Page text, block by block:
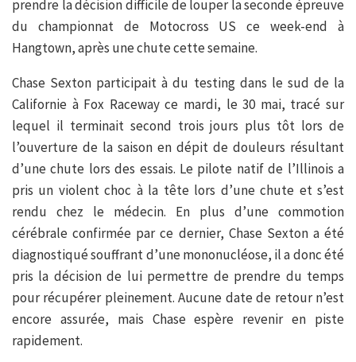
prendre la décision difficile de louper la seconde épreuve
du championnat de Motocross US ce week-end à
Hangtown, après une chute cette semaine.
Chase Sexton participait à du testing dans le sud de la
Californie à Fox Raceway ce mardi, le 30 mai, tracé sur
lequel il terminait second trois jours plus tôt lors de
l’ouverture de la saison en dépit de douleurs résultant
d’une chute lors des essais. Le pilote natif de l’Illinois a
pris un violent choc à la tête lors d’une chute et s’est
rendu chez le médecin. En plus d’une commotion
cérébrale confirmée par ce dernier, Chase Sexton a été
diagnostiqué souffrant d’une mononucléose, il a donc été
pris la décision de lui permettre de prendre du temps
pour récupérer pleinement. Aucune date de retour n’est
encore assurée, mais Chase espère revenir en piste
rapidement.